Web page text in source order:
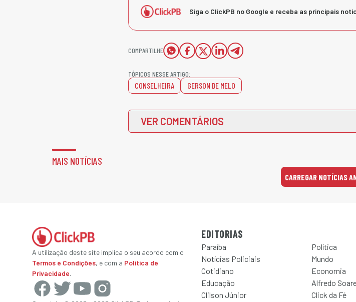
Siga o ClickPB no Google e receba as principais
COMPARTILHE
TÓPICOS NESSE ARTIGO:
CONSELHEIRA GERSON DE MELO
VER COMENTÁRIOS
MAIS NOTÍCIAS
CARREGAR NOTÍCIAS
A utilização deste site implica o seu acordo com o
Termos e Condições, e com a Política de
Privacidade.
EDITORIAS
Paraíba Política
Notícias Policiais
Mundo
Cotidiano
Economia
Educação
Alfredo
Clilson Júnior
Click da Fé